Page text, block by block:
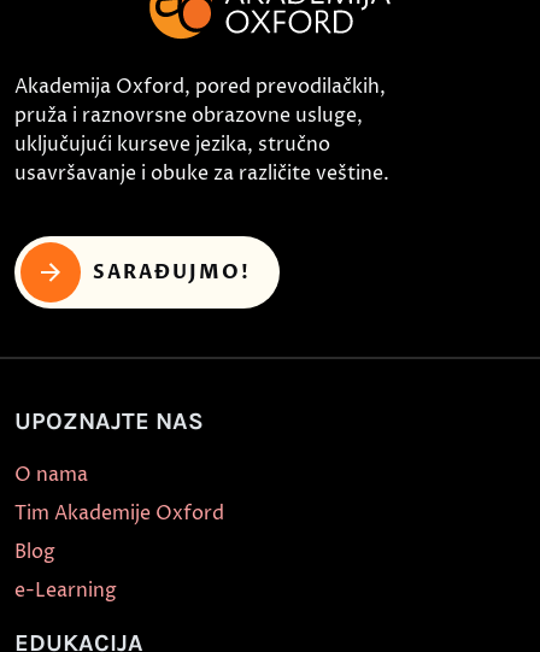
Akademija Oxford, pored prevodilačkih,
pruža i raznovrsne obrazovne usluge,
uključujući kurseve jezika, stručno
usavršavanje i obuke za različite veštine.
SARAĐUJMO!
UPOZNAJTE NAS
O nama
Tim Akademije Oxford
Blog
e-Learning
EDUKACIJA